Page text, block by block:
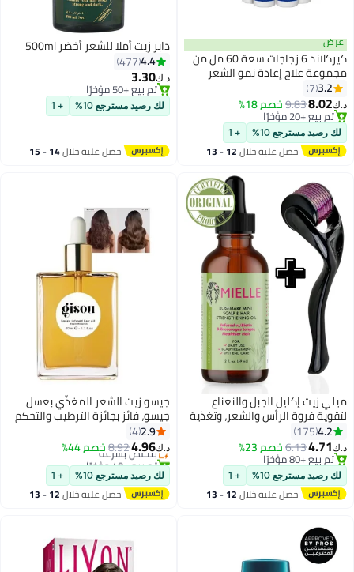
عرض
كيركلاند 6 زجاجات سعة 60 مل من
مجموعة علاج إعادة نمو الشعر
مينوكسيديل فائق القوة 5%: نمو
شعر خالٍ من المتاعب
3.2
7
د.ك‏8.02
9.83خصم 18%
تم بيع +20 مؤخرًا
تم بيع +20 مؤخرًا
لك رصيد مسترجع 10% + 1
احصل عليه خلال 12 - 13
اغسطس
دابر زيت أملا للشعر أخضر 500ml
4.4
477
د.ك‏3.30
تم بيع +50 مؤخرًا
تم بيع +50 مؤخرًا
لك رصيد مسترجع 10% + 1
احصل عليه خلال 14 - 15
اغسطس
ميلي زيت إكليل الجبل والنعناع
لتقوية فروة الرأس والشعر، وتغذية
جذور الشعر والحواجب، ونمو الشعر،
وعلاج تساقط الشعر، زيت نقي تم
اختباره معمليًا / 2 أونصة
4.2
175
د.ك‏4.71
6.13خصم 23%
تم بيع +80 مؤخرًا
تم بيع +80 مؤخرًا
لك رصيد مسترجع 10% + 1
احصل عليه خلال 12 - 13
جيسو زيت الشعر المغذّي بعسل
جيسو، فائز بجائزة الترطيب والتحكم
في التجعد وإضفاء اللمعان، بعسل
ميرسالهي وزيوت نباتية، حماية من
الحرارة تصل إلى 450 درجة
فهرنهايت، مناسب لجميع أنواع
الشعر (20 مل)
2.9
4
د.ك‏4.96
8.92خصم 44%بتخلّص بسرعة
تم بيع +40 مؤخرًا
بتخلّص بسرعة
لك رصيد مسترجع 10% + 1
احصل عليه خلال 12 - 13